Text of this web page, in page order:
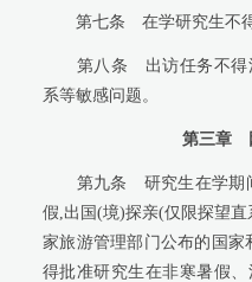
第七条 在学研究生不
第八条
出访任务不
系等敏感问题。
第三章
第九条 研究生在学期
假,出国(境)探亲(仅限探望
家旅游管理部门公布的国
得批准研究生在非寒暑假